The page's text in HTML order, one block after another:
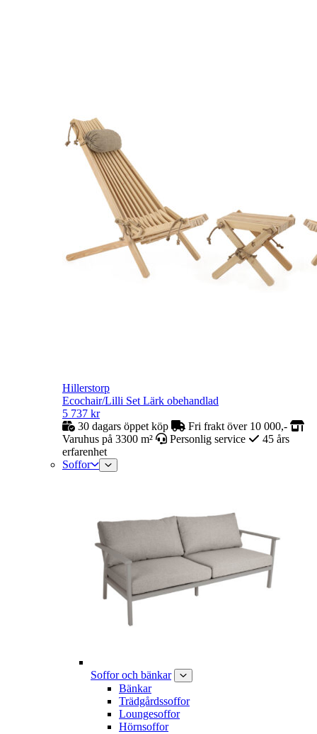
Hillerstorp
Ecochair/Lilli Set Lärk obehandlad
5 737 kr
30 dagars öppet köp
Fri frakt över 10 000,-
Varuhus på 3300 m²
Personlig service
45 års
erfarenhet
Soffor
Soffor och bänkar
Bänkar
Trädgårdssoffor
Loungesoffor
Hörnsoffor